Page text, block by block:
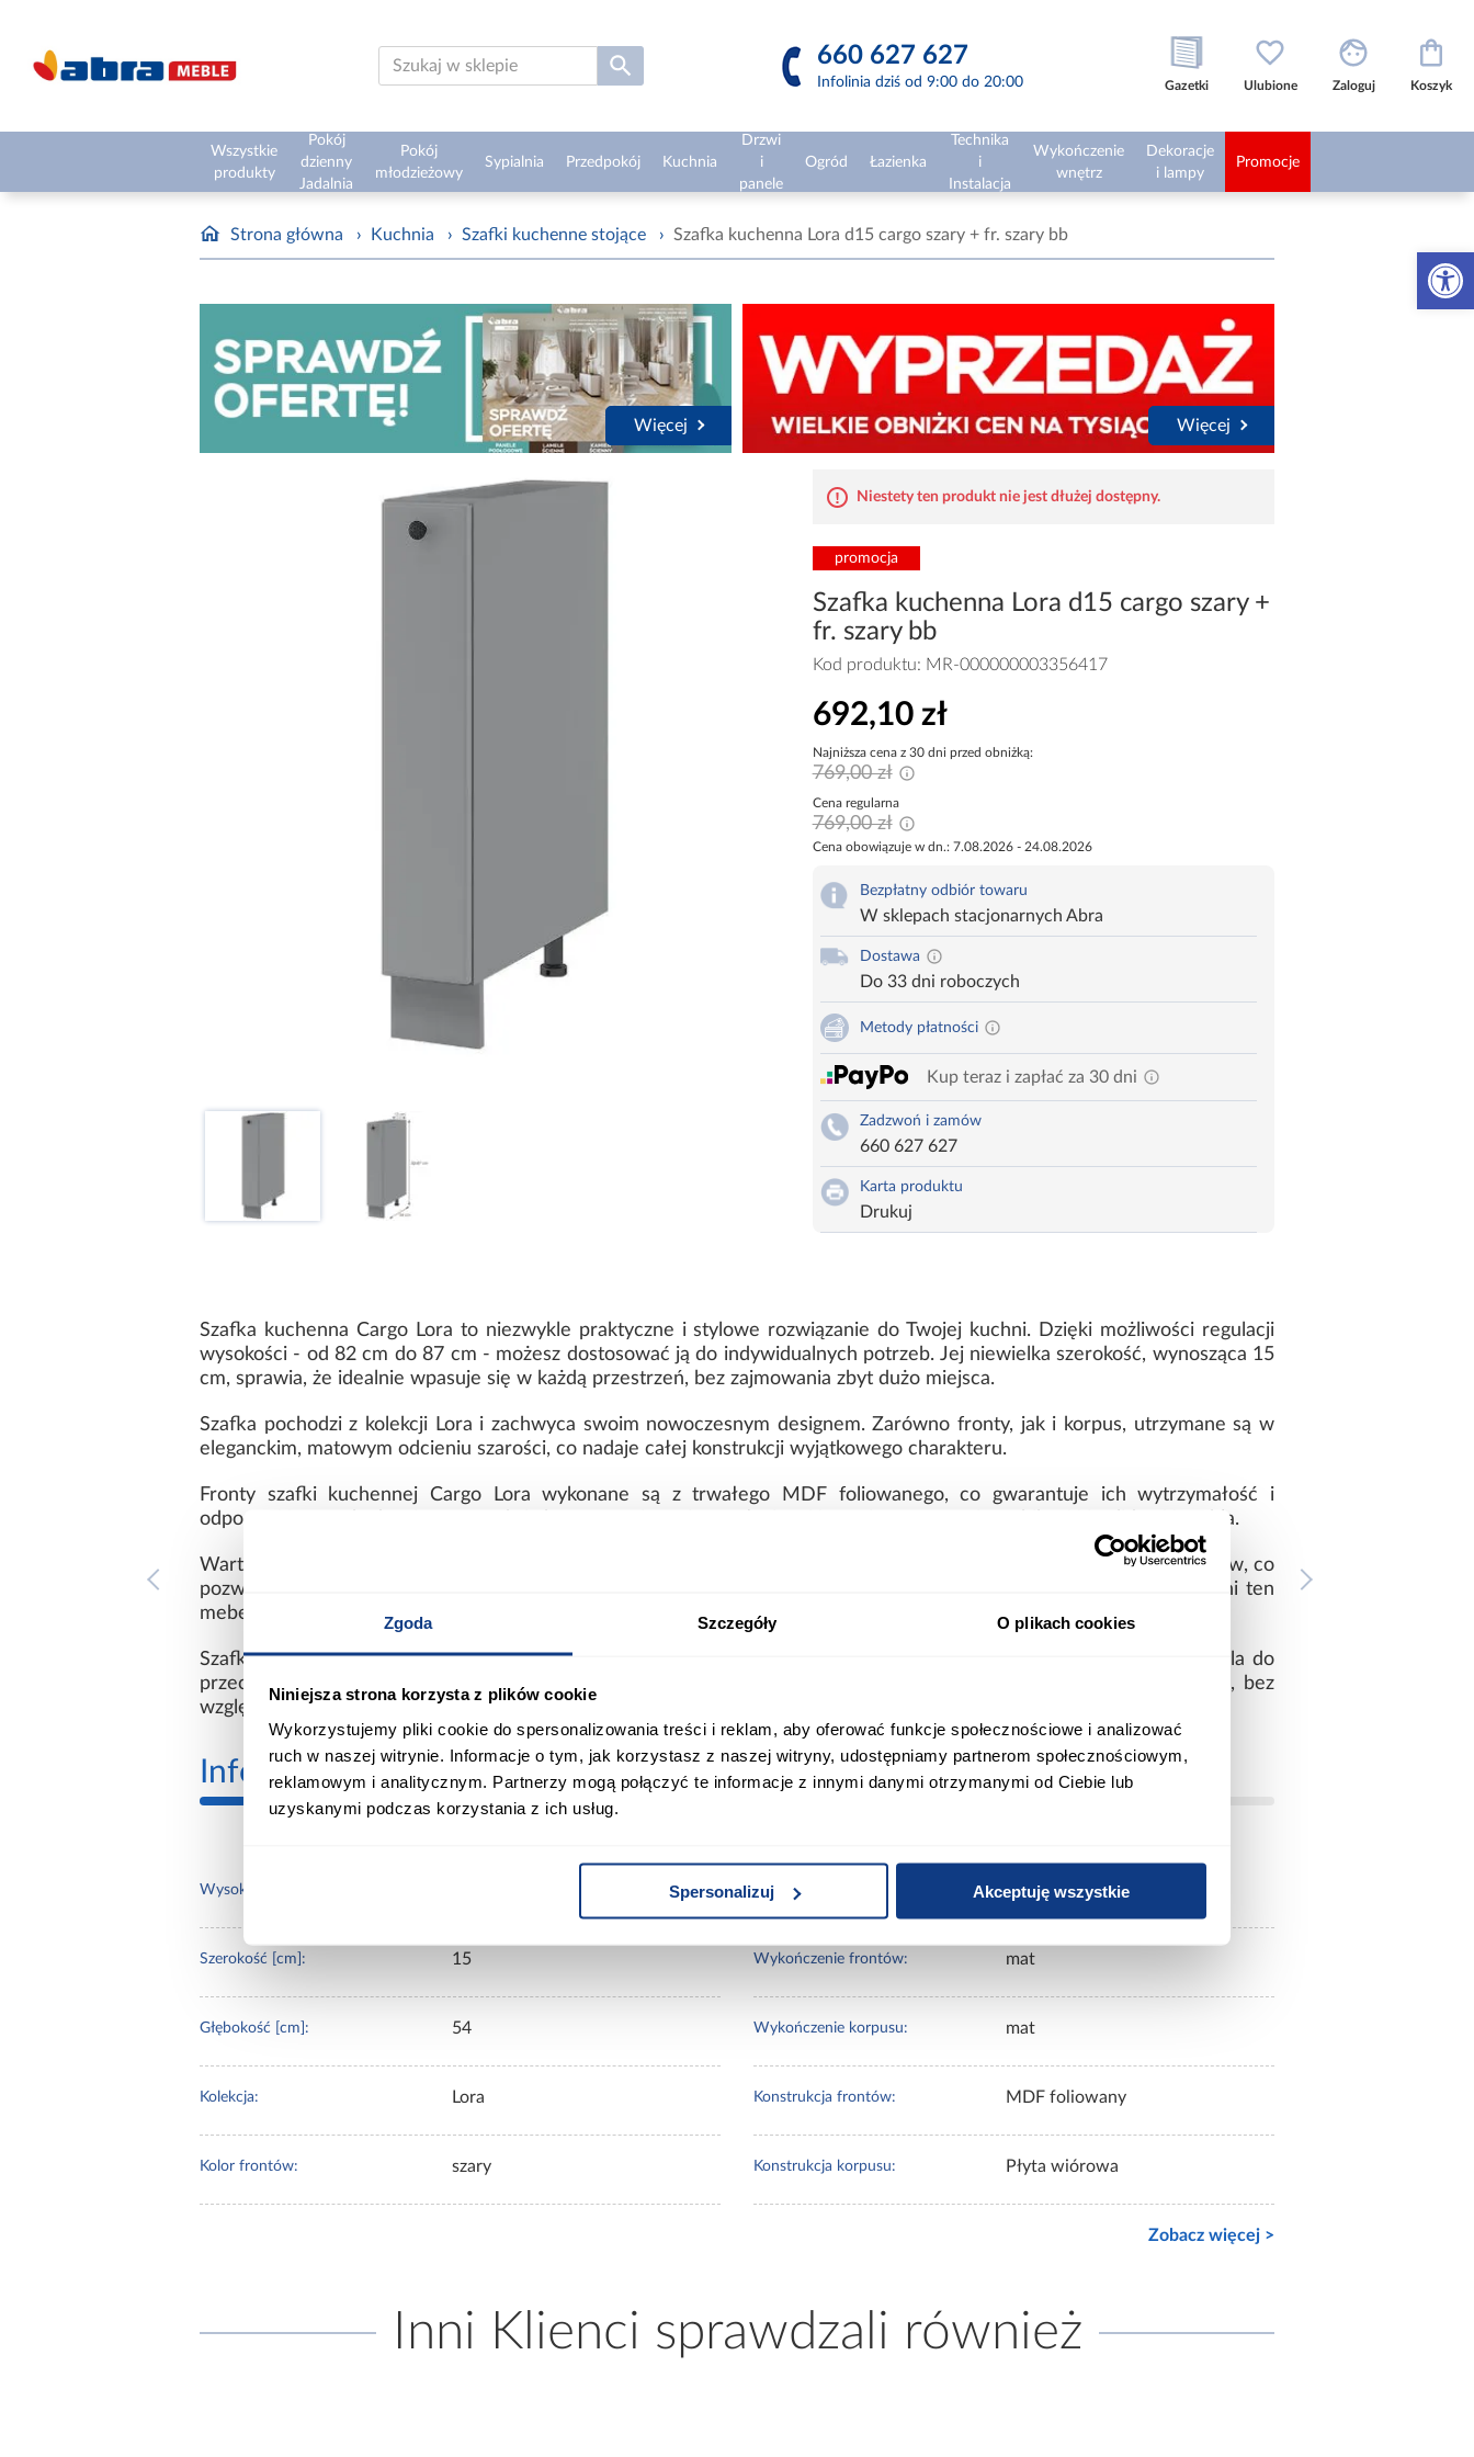
Zgoda Szczegóły O plikach cookies
Niniejsza strona korzysta z plików cookie
Wykorzystujemy pliki cookie do spersonalizowania treści i reklam, aby oferować funkcje społecznościowe i analizować
ruch w naszej witrynie. Informacje o tym, jak korzystasz z naszej witryny, udostępniamy partnerom społecznościowym,
reklamowym i analitycznym. Partnerzy mogą połączyć te informacje z innymi danymi otrzymanymi od Ciebie lub
uzyskanymi podczas korzystania z ich usług.
Spersonalizuj Akceptuję wszystkie
Otwórz
660 627 627
Infolinia dziś od 9:00 do 20:00 Gazetki Ulubione Zaloguj Koszyk
Wszystkie
produkty
Pokój
dzienny
Jadalnia
Pokój
młodzieżowy
Sypialnia Przedpokój Kuchnia
Drzwi
i
panele
Ogród Łazienka
Technika
i
Instalacja
Wykończenie
wnętrz
Dekoracje
i lampy
Promocje
Strona główna › Kuchnia › Szafki kuchenne stojące › Szafka kuchenna Lora d15 cargo szary + fr. szary bb
Więcej Więcej
Niestety ten produkt nie jest dłużej dostępny.
promocja
Szafka kuchenna Lora d15 cargo szary +
fr. szary bb
Kod produktu: MR-000000003356417
692,10 zł
Najniższa cena z 30 dni przed obniżką:
769,00 zł
Cena regularna
769,00 zł
Cena obowiązuje w dn.: 7.08.2026 - 24.08.2026
Bezpłatny odbiór towaru
W sklepach stacjonarnych Abra
Dostawa
Do 33 dni roboczych
Metody płatności
Kup teraz i zapłać za 30 dni
Zadzwoń i zamów
660 627 627
Karta produktu
Drukuj
Szafka kuchenna Cargo Lora to niezwykle praktyczne i stylowe rozwiązanie do Twojej kuchni. Dzięki możliwości regulacji
wysokości - od 82 cm do 87 cm - możesz dostosować ją do indywidualnych potrzeb. Jej niewielka szerokość, wynosząca 15
cm, sprawia, że idealnie wpasuje się w każdą przestrzeń, bez zajmowania zbyt dużo miejsca.
Szafka pochodzi z kolekcji Lora i zachwyca swoim nowoczesnym designem. Zarówno fronty, jak i korpus, utrzymane są w
eleganckim, matowym odcieniu szarości, co nadaje całej konstrukcji wyjątkowego charakteru.
Fronty szafki kuchennej Cargo Lora wykonane są z trwałego MDF foliowanego, co gwarantuje ich wytrzymałość i
odporność na uszkodzenia. Konstrukcja korpusu opiera się na płycie wiórowej, co zapewnia stabilność i solidność mebla.
Warto zaznaczyć, że blat i uchwyty nie są wliczone w zestaw, dlatego masz pełną swobodę w wyborze tych elementów, co
pozwala na pełną personalizację wyglądu szafki. Możesz dostosować je do swoich preferencji i stylu kuchni, co czyni ten
mebel niezwykle elastycznym.
Szafka kuchenna Cargo Lora to idealne rozwiązanie dla osób, które poszukują kompaktowego i funkcjonalnego mebla do
przechowywania. Jej minimalistyczny design i niewielkie rozmiary pozwalają na wprowadzenie jej do każdej kuchni, bez
względu na rozmiar przestrzeni. To doskonały wybór dla tych, którzy cenią sobie nowoczesny design i funkcjonalność.
Informacje Transport Informacje o produkcie
Wysokość [cm]:
Szerokość [cm]: 15
Głębokość [cm]: 54
Kolekcja: Lora
Kolor frontów: szary
Kolor korpusu: szary
Wykończenie frontów: mat
Wykończenie korpusu: mat
Konstrukcja frontów: MDF foliowany
Konstrukcja korpusu: Płyta wiórowa
Zobacz więcej >
Inni Klienci sprawdzali również